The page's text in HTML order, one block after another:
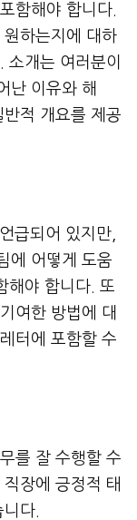
함해야 합니다.
하는지에 대하
소개는 여러분이
난 이유와 해
적 개요를 제공
급되어 있지만,
에 어떻게 도움
해야 합니다. 또
여한 방법에 대
터에 포함할 수
를 잘 수행할 수
장에 긍정적 태
다.